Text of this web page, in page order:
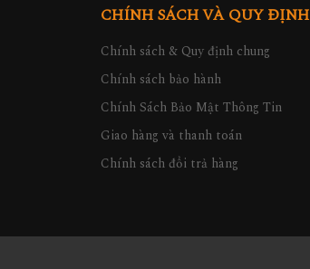
CHÍNH SÁCH VÀ QUY ĐỊNH
Chính sách & Quy định chung
Chính sách bảo hành
Chính Sách Bảo Mật Thông Tin
Giao hàng và thanh toán
Chính sách đổi trả hàng